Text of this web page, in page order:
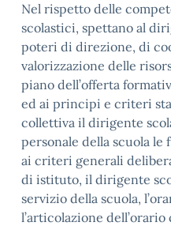
Nel rispetto delle
scolastici, spettano al
poteri di direzione, di
valorizzazione delle
piano dell’offerta
ed ai principi e criteri
collettiva il dirigente
personale della scuola le
ai criteri generali
di istituto, il dirigente
servizio della scuola,
l’articolazione